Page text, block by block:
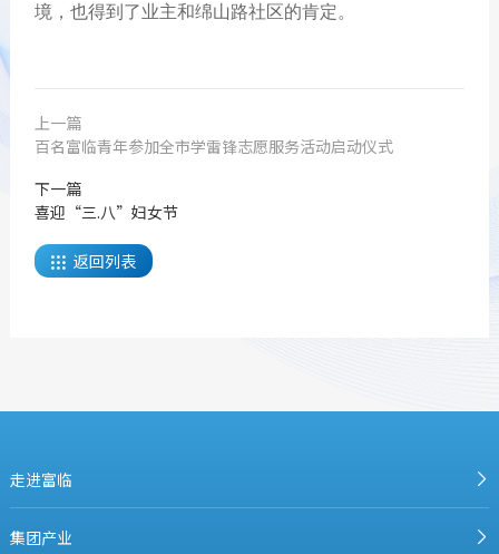
境，也得到了业主和绵山路社区的肯定。
上一篇
百名富临青年参加全市学雷锋志愿服务活动启动仪式
下一篇
喜迎“三.八”妇女节
 返回列表
走进富临
集团产业